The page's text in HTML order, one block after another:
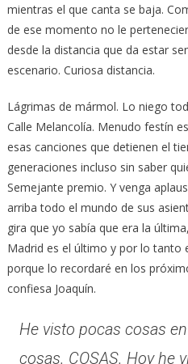
mientras el que canta se baja.
de ese momento no le
desde la distancia que da estar
escenario. Curiosa distancia.
Lágrimas de mármol. Lo niego
Calle Melancolía. Menudo festín
esas canciones que detienen el
generaciones incluso sin saber
Semejante premio. Y venga
arriba todo el mundo de sus
gira que yo sabía que era la
Madrid es el último y por lo tanto
porque lo recordaré en los
confiesa Joaquín.
He visto pocas cosas
cosas. COSAS. Hoy he